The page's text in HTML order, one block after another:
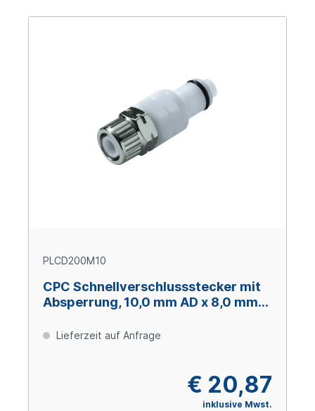
PLCD200M10
CPC Schnellverschlussstecker mit
Absperrung, 10,0 mm AD x 8,0 mm
Lieferzeit auf Anfrage
€ 20,87
inklusive Mwst.